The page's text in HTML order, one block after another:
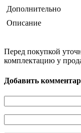
Дополнительно
Описание
Перед покупкой
комплектацию у
Добавить